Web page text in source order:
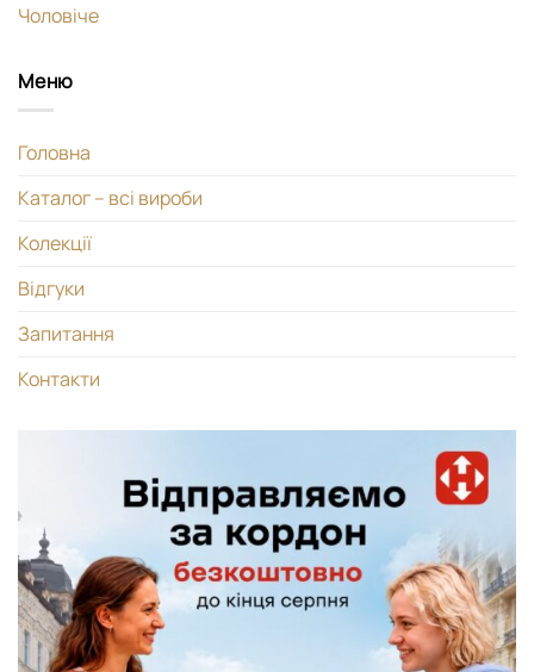
Чоловіче
Меню
Головна
Каталог – всі вироби
Колекції
Відгуки
Запитання
Контакти